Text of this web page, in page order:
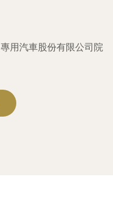
用汽車股份有限公司院